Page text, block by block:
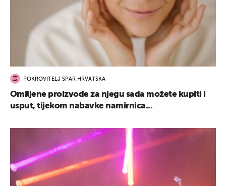
POKROVITELJ SPAR HRVATSKA
Omiljene proizvode za njegu sada možete kupiti i
usput, tijekom nabavke namirnica...